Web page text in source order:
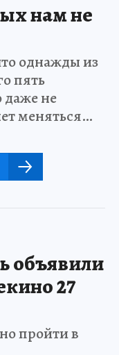
нам не
однажды из
пять
даже не
меняться…
объявили
27
пройти в